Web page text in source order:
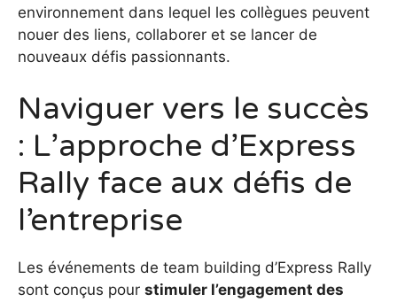
environnement dans lequel les collègues peuvent
nouer des liens, collaborer et se lancer de
nouveaux défis passionnants.
Naviguer vers le succès
: L’approche d’Express
Rally face aux défis de
l’entreprise
Les événements de team building d’Express Rally
sont conçus pour stimuler l’engagement des